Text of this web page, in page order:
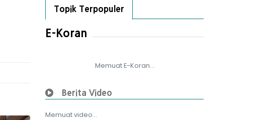
Topik Terpopuler
E-Koran
Memuat E-Koran...
Berita Video
Memuat video...